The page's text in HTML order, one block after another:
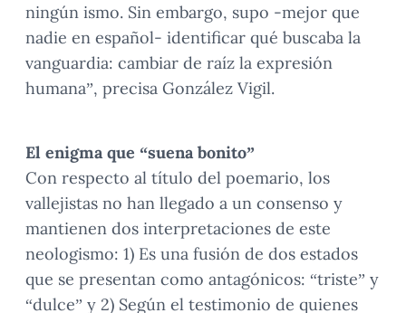
ningún ismo. Sin embargo, supo -mejor que
nadie en español- identificar qué buscaba la
vanguardia: cambiar de raíz la expresión
humana”, precisa González Vigil.
El enigma que “suena bonito”
Con respecto al título del poemario, los
vallejistas no han llegado a un consenso y
mantienen dos interpretaciones de este
neologismo: 1) Es una fusión de dos estados
que se presentan como antagónicos: “triste” y
“dulce” y 2) Según el testimonio de quienes